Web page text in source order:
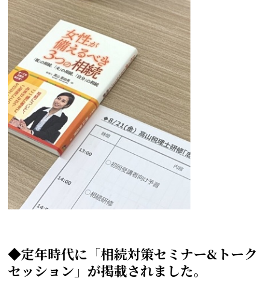
◆定年時代に「相続対策セミナー&トーク
セッション」が掲載されました。